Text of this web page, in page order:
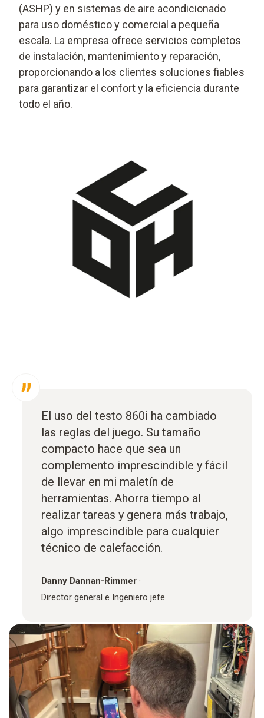
(ASHP) y en sistemas de aire acondicionado
para uso doméstico y comercial a pequeña
escala. La empresa ofrece servicios completos
de instalación, mantenimiento y reparación,
proporcionando a los clientes soluciones fiables
para garantizar el confort y la eficiencia durante
todo el año.
El uso del testo 860i ha cambiado
las reglas del juego. Su tamaño
compacto hace que sea un
complemento imprescindible y fácil
de llevar en mi maletín de
herramientas. Ahorra tiempo al
realizar tareas y genera más trabajo,
algo imprescindible para cualquier
técnico de calefacción.
Danny Dannan-Rimmer ·
Director general e Ingeniero jefe